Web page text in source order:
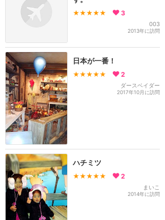
★★★★★ 3
003
2013年に訪問
日本が一番！
★★★★★ 2
ダースベイダー
2017年10月に訪問
ハチミツ
★★★★★ 2
まいこ
2014年に訪問